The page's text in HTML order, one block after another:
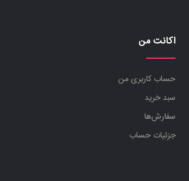
اکانت من
حساب کاربری من
سبد خرید
سفارش‌ها
جزئیات حساب